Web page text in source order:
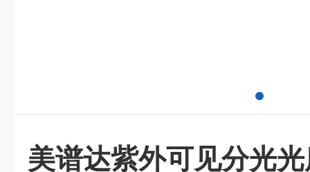
美谱达紫外可见分光